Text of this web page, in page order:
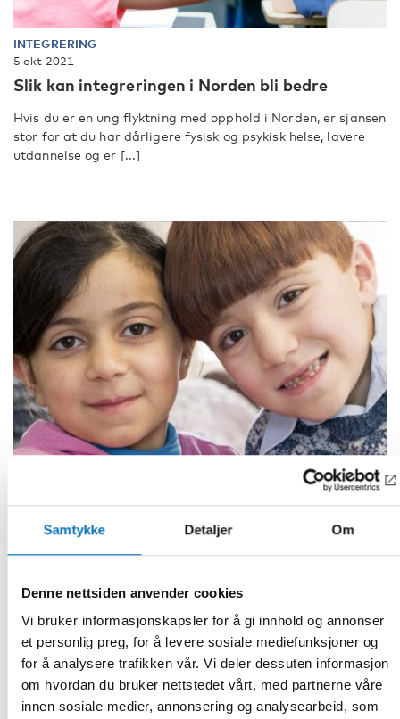
Samtykke Detaljer Om
Denne nettsiden anvender cookies
Vi bruker informasjonskapsler for å gi innhold og annonser
et personlig preg, for å levere sosiale mediefunksjoner og
for å analysere trafikken vår. Vi deler dessuten informasjon
om hvordan du bruker nettstedet vårt, med partnerne våre
innen sosiale medier, annonsering og analysearbeid, som
INTEGRERING
5 okt 2021
Slik kan integreringen i Norden bli bedre
Hvis du er en ung flyktning med opphold i Norden, er sjansen
stor for at du har dårligere fysisk og psykisk helse, lavere
utdannelse og er [...]
19 feb 2020
När evidens saknas – att kunna bedöma
och unga betalar sig, i första hand i mänskliga men också i
ekonomiska vinster. [...]